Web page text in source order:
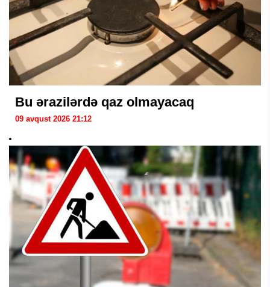
Bu ərazilərdə qaz olmayacaq
09 avqust 2026 21:12